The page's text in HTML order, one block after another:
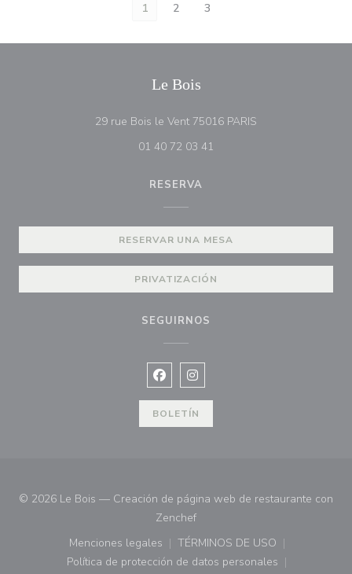
1 2 3
Le Bois
29 rue Bois le Vent 75016 PARIS
01 40 72 03 41
RESERVA
RESERVAR UNA MESA
PRIVATIZACIÓN
SEGUIRNOS
Facebook ((abre en una nueva
Instagram ((abre en una
BOLETÍN
© 2026 Le Bois — Creación de página web de restaurante con
Zenchef((abre en una nueva ventana))
Menciones legales
((abre en una nueva ventana))
TÉRMINOS DE USO
((abre en una nueva
Política de protección de datos personales
((abre en una nueva ventana))